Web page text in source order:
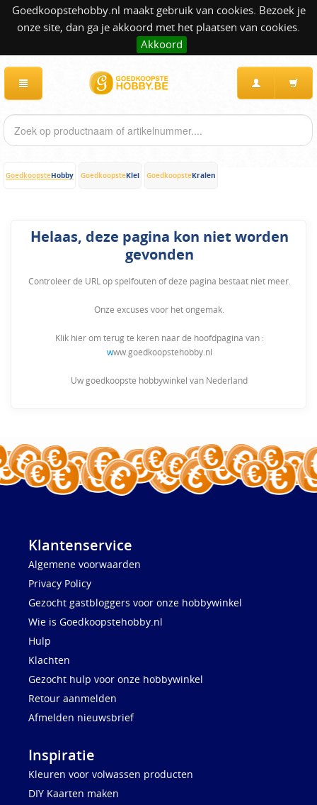
Goedkoopstehobby.nl maakt gebruik van cookies. Bezoek je
onze site, dan ga je akkoord met het plaatsen van cookies.
Akkoord
GoedkoopsteHobby GoedkoopsteKlei GoedkoopsteKralen
Helaas, deze pagina kon niet worden
gevonden
Controleer de URL op spelfouten of deze pagina bestaat niet meer.
Onze excuses voor het ongemak.
Klik hier om terug te keren naar de hoofdpagina van :
www.goedkoopstehobby.nl
Uw goedkoopste hobbywinkel van Nederland
Klantenservice
Algemene voorwaarden
Privacy Policy
Gezocht gastbloggers voor onze hobbywinkel
Wie is Goedkoopstehobby.nl
Hulp
Klachten
Gezocht hulp voor onze hobbywinkel
Retour aanmelden
Afmelden nieuwsbrief
Inspiratie
Kleuren voor volwassen producten
DIY Kaarten maken